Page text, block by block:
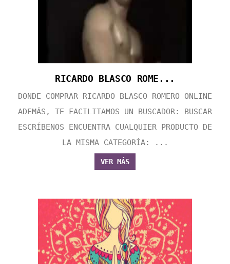
RICARDO BLASCO ROME...
DONDE COMPRAR RICARDO BLASCO ROMERO ONLINE
ADEMÁS, TE FACILITAMOS UN BUSCADOR: BUSCAR
ESCRÍBENOS ENCUENTRA CUALQUIER PRODUCTO DE
LA MISMA CATEGORÍA: ...
VER MÁS